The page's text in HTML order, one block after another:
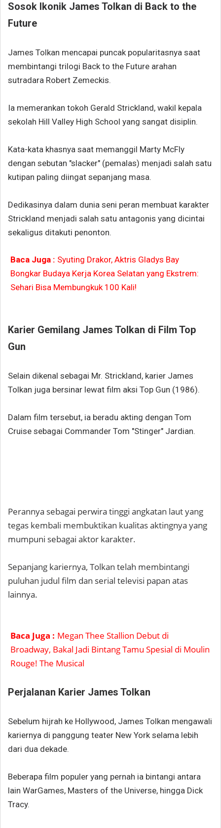
Sosok Ikonik James Tolkan di Back to the
Future
James Tolkan mencapai puncak popularitasnya saat
membintangi trilogi Back to the Future arahan
sutradara Robert Zemeckis.
Ia memerankan tokoh Gerald Strickland, wakil kepala
sekolah Hill Valley High School yang sangat disiplin.
Kata-kata khasnya saat memanggil Marty McFly
dengan sebutan "slacker" (pemalas) menjadi salah satu
kutipan paling diingat sepanjang masa.
Dedikasinya dalam dunia seni peran membuat karakter
Strickland menjadi salah satu antagonis yang dicintai
sekaligus ditakuti penonton.
Baca Juga : Syuting Drakor, Aktris Gladys Bay
Bongkar Budaya Kerja Korea Selatan yang Ekstrem:
Sehari Bisa Membungkuk 100 Kali!
Karier Gemilang James Tolkan di Film Top
Gun
Selain dikenal sebagai Mr. Strickland, karier James
Tolkan juga bersinar lewat film aksi Top Gun (1986).
Dalam film tersebut, ia beradu akting dengan Tom
Cruise sebagai Commander Tom "Stinger" Jardian.
Perannya sebagai perwira tinggi angkatan laut yang
tegas kembali membuktikan kualitas aktingnya yang
mumpuni sebagai aktor karakter.
Sepanjang kariernya, Tolkan telah membintangi
puluhan judul film dan serial televisi papan atas
lainnya.
Baca Juga : Megan Thee Stallion Debut di
Broadway, Bakal Jadi Bintang Tamu Spesial di Moulin
Rouge! The Musical
Perjalanan Karier James Tolkan
Sebelum hijrah ke Hollywood, James Tolkan mengawali
kariernya di panggung teater New York selama lebih
dari dua dekade.
Beberapa film populer yang pernah ia bintangi antara
lain WarGames, Masters of the Universe, hingga Dick
Tracy.